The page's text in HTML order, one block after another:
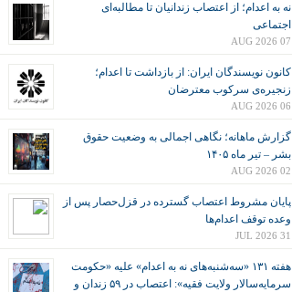
نه به اعدام؛ از اعتصاب زندانیان تا مطالبه‌ای
اجتماعی
07 AUG 2026
کانون نويسندگان ايران: از بازداشت تا اعدام؛
زنجیره‌ی سرکوب معترضان
06 AUG 2026
گزارش ماهانه؛ نگاهی اجمالی به وضعیت حقوق
بشر – تیر ماه ۱۴۰۵
02 AUG 2026
پایان مشروط اعتصاب گسترده در قزل‌حصار پس از
وعده توقف اعدام‌ها
31 JUL 2026
هفته ۱۳۱ «سه‌شنبه‌های نه به اعدام» علیه «حکومت
سرمایه‌سالار ولایت فقیه»: اعتصاب در ۵۹ زندان و